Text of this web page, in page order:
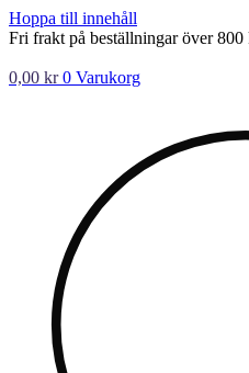
Hoppa till innehåll
Fri frakt på beställningar över 800
0,00 kr 0 Varukorg